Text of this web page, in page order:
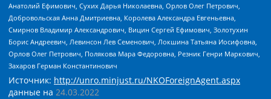
Анатолий Ефимович, Сухих Дарья Николаевна, Орлов Олег Петрович,
Добровольская Анна Дмитриевна, Королева Александра Евгеньевна,
Смирнов Владимир Александрович, Вицин Сергей Ефимович, Золотухин
Борис Андреевич, Левинсон Лев Семенович, Локшина Татьяна Иосифовна,
Орлов Олег Петрович, Полякова Мара Федоровна, Резник Генри Маркович,
Захаров Герман Константинович
Источник: http://unro.minjust.ru/NKOForeignAgent.aspx
данные на 24.03.2022